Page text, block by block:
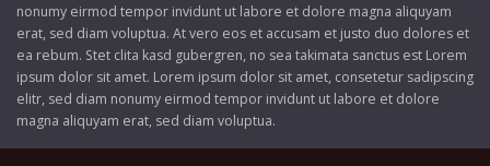
nonumy eirmod tempor invidunt ut labore et dolore magna aliquyam
erat, sed diam voluptua. At vero eos et accusam et justo duo dolores et
ea rebum. Stet clita kasd gubergren, no sea takimata sanctus est Lorem
ipsum dolor sit amet. Lorem ipsum dolor sit amet, consetetur sadipscing
elitr, sed diam nonumy eirmod tempor invidunt ut labore et dolore
magna aliquyam erat, sed diam voluptua.